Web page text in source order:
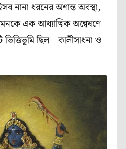
নানা ধরনের অশান্ত অবস্থা,
এক আধ‍্যাত্মিক অন্বেষণে
ভিত্তিভূমি ছিল―কালীসাধনা ও